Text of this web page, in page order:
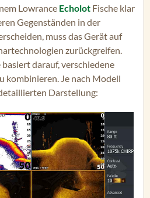
Lowrance Echolot Fische klar
Gegenständen in der
muss das Gerät auf
zurückgreifen.
darauf, verschiedene
kombinieren. Je nach Modell
Darstellung: